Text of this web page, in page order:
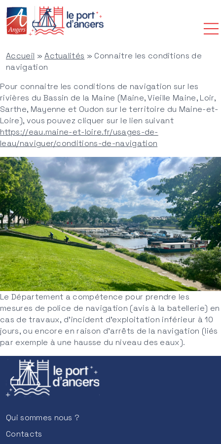
CONTACT
AMARRER SON BATEAU
DÉCOUVRIR ANGERS
Espace abonné
Accueil »Actualités » Connaitre les conditions de
navigation
Pour connaitre les conditions de navigation sur les
rivières du Bassin de la Maine (Maine, Vieille Maine, Loir,
Sarthe, Mayenne et Oudon sur le territoire du Maine-et-
Loire), vous pouvez cliquer sur le lien suivant
https://eau.maine-et-loire.fr/usages-de-
leau/naviguer/conditions-de-navigation
Le Département a compétence pour prendre les
mesures de police de navigation (avis à la batellerie) en
cas de travaux, d’incident d’exploitation inférieur à 10
jours, ou encore en raison d’arrêts de la navigation (liés
par exemple à une hausse du niveau des eaux).
Qui sommes nous ?
Contacts